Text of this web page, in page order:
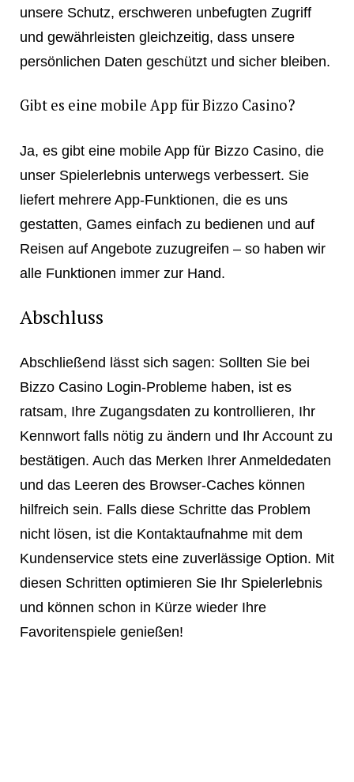
unsere Schutz, erschweren unbefugten Zugriff
und gewährleisten gleichzeitig, dass unsere
persönlichen Daten geschützt und sicher bleiben.
Gibt es eine mobile App für Bizzo Casino?
Ja, es gibt eine mobile App für Bizzo Casino, die
unser Spielerlebnis unterwegs verbessert. Sie
liefert mehrere App-Funktionen, die es uns
gestatten, Games einfach zu bedienen und auf
Reisen auf Angebote zuzugreifen – so haben wir
alle Funktionen immer zur Hand.
Abschluss
Abschließend lässt sich sagen: Sollten Sie bei
Bizzo Casino Login-Probleme haben, ist es
ratsam, Ihre Zugangsdaten zu kontrollieren, Ihr
Kennwort falls nötig zu ändern und Ihr Account zu
bestätigen. Auch das Merken Ihrer Anmeldedaten
und das Leeren des Browser-Caches können
hilfreich sein. Falls diese Schritte das Problem
nicht lösen, ist die Kontaktaufnahme mit dem
Kundenservice stets eine zuverlässige Option. Mit
diesen Schritten optimieren Sie Ihr Spielerlebnis
und können schon in Kürze wieder Ihre
Favoritenspiele genießen!